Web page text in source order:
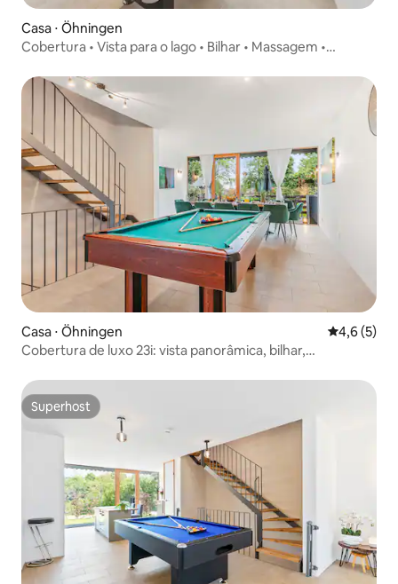
Casa ⋅ Öhningen
Cobertura • Vista para o lago • Bilhar • Massagem •
Casa ⋅ Öhningen 4,6 de
4,6 (5)
Cobertura de luxo 23i: vista panorâmica, bilhar,
Superhost
Superhost